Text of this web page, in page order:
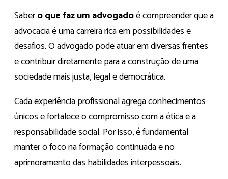
Sabero que faz um advogadoé compreender que a
advocacia é uma carreira rica em possibilidades e
desafios. O advogado pode atuar em diversas frentes
e contribuir diretamente para a construção de uma
sociedade mais justa, legal e democrática.
Cada experiência profissional agrega conhecimentos
únicos e fortalece o compromisso com a ética e a
responsabilidade social. Por isso, é fundamental
manter o foco na formação continuada e no
aprimoramento das habilidades interpessoais.